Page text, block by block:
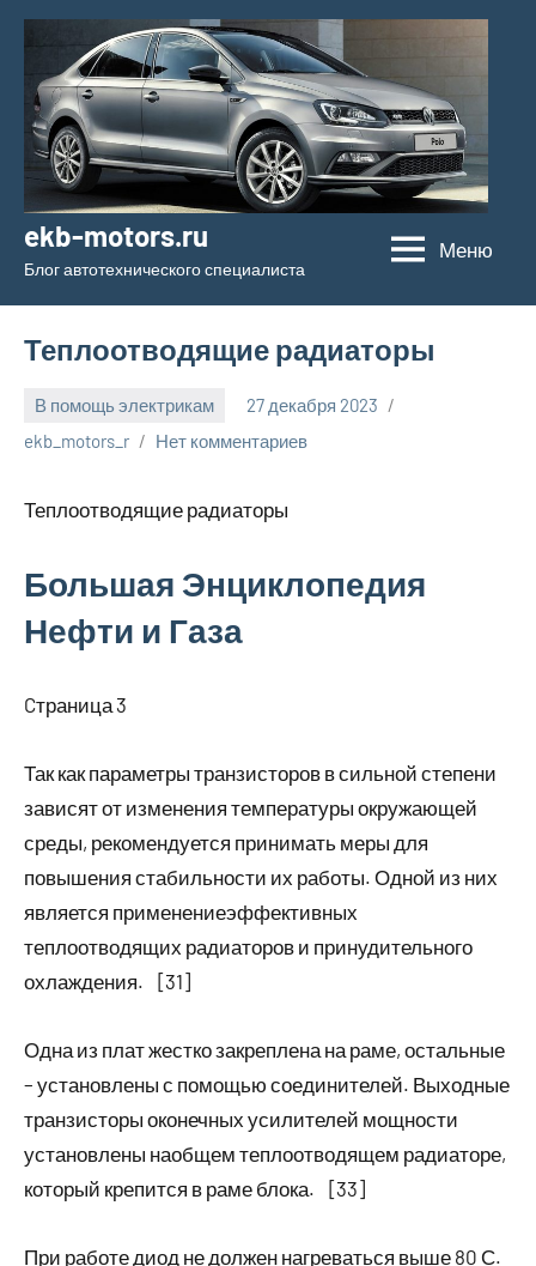
Перейти
содержимому
ekb-motors.ru
Блог автотехнического специалиста
Меню
Теплоотводящие радиаторы
В помощь электрикам
27 декабря 2023
ekb_motors_r
Нет комментариев
Теплоотводящие радиаторы
Большая Энциклопедия
Нефти и Газа
Cтраница 3
Так как параметры транзисторов в сильной степени
зависят от изменения температуры окружающей
среды, рекомендуется принимать меры для
повышения стабильности их работы. Одной из них
является применениеэффективных
теплоотводящих радиаторов и принудительного
охлаждения. [31]
Одна из плат жестко закреплена на раме, остальные
– установлены с помощью соединителей. Выходные
транзисторы оконечных усилителей мощности
установлены наобщем теплоотводящем радиаторе,
который крепится в раме блока. [33]
При работе диод не должен нагреваться выше 80 С.